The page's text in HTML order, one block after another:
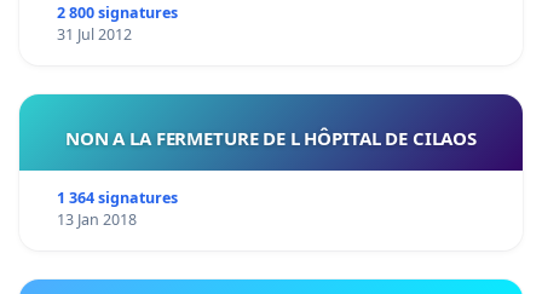
2 800 signatures
31 Jul 2012
NON A LA FERMETURE DE L HÔPITAL DE CILAOS
1 364 signatures
13 Jan 2018